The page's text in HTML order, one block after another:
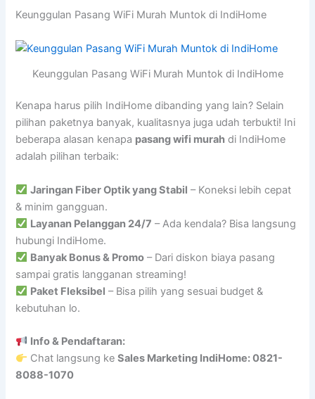
Keunggulan Pasang WiFi Murah Muntok di IndiHome
Keunggulan Pasang WiFi Murah Muntok di IndiHome
Kenapa harus pilih IndiHome dibanding yang lain? Selain
pilihan paketnya banyak, kualitasnya juga udah terbukti! Ini
beberapa alasan kenapa pasang wifi murah di IndiHome
adalah pilihan terbaik:
Jaringan Fiber Optik yang Stabil – Koneksi lebih cepat
& minim gangguan.
Layanan Pelanggan 24/7 – Ada kendala? Bisa langsung
hubungi IndiHome.
Banyak Bonus & Promo – Dari diskon biaya pasang
sampai gratis langganan streaming!
Paket Fleksibel – Bisa pilih yang sesuai budget &
kebutuhan lo.
Info & Pendaftaran:
Chat langsung keSales Marketing IndiHome: 0821-
8088-1070